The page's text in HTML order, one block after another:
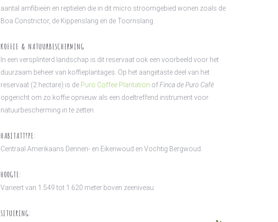
aantal amfibieën en reptielen die in dit micro stroomgebied wonen zoals de
Boa Constrictor, de Kippenslang en de Toornslang.
KOFFIE & NATUURBESCHERMING
In een versplinterd landschap is dit reservaat ook een voorbeeld voor het
duurzaam beheer van koffieplantages. Op het aangetaste deel van het
reservaat (2 hectare) is de Puro Coffee Plantation ofFinca de Puro Café
opgericht om zo koffie opnieuw als een doeltreffend instrument voor
natuurbescherming in te zetten.
HABITATTYPE:
Centraal Amerikaans Dennen- en Eikenwoud en Vochtig Bergwoud.
HOOGTE:
Varieert van 1.549 tot 1.620 meter boven zeeniveau
SITUERING: